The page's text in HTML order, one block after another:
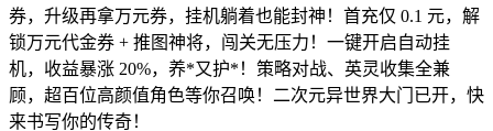
券，升级再拿万元券，挂机躺着也能封神！首充仅 0.1 元，解
锁万元代金券 + 推图神将，闯关无压力！一键开启自动挂
机，收益暴涨 20%，养*又护*！策略对战、英灵收集全兼
顾，超百位高颜值角色等你召唤！二次元异世界大门已开，快
来书写你的传奇！